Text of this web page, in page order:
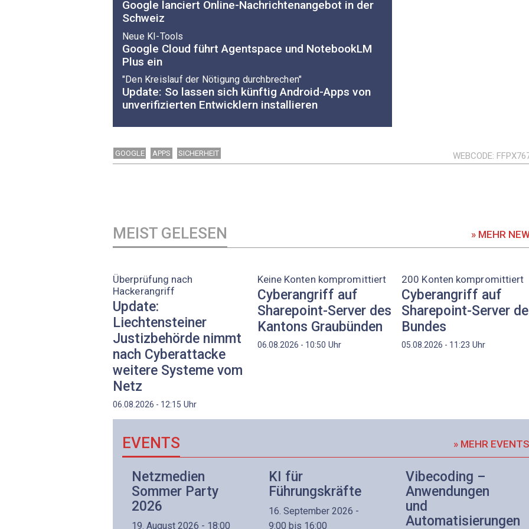
Google lanciert Online-Nachrichtenangebot in der
Schweiz
Neue KI-Tools
Google Cloud führt Agentspace und NotebookLM
Plus ein
"Den Kreislauf der Nötigung durchbrechen"
Update: So lassen sich künftig Android-Apps von
unverifizierten Entwicklern installieren
GOOGLE APPS SICHERHEIT WEBCODE
MEIST GELESEN » MEHR
Überprüfung nach
Hackerangriff
Update:
Liechtensteiner
Justizbehörde nimmt
nach Cyberattacke
weitere Systeme vom
Netz
06.08.2026 - 12:15 Uhr
Keine Konten kompromittiert
Cyberangriff auf
Sharepoint-Server des
Kantons Graubünden
06.08.2026 - 10:50 Uhr
200 Konten kompromittiert
Cyberangriff auf
Sharepoint-Server
Bundes
05.08.2026 - 11:23 Uhr
EVENTS » MEHR EVENTS
Netzmedien
Sommer Party
2026
19. August 2026 - 18:00
KI für
Führungskräfte
16. September 2026 -
9:00 bis 16:00
Vibecoding –
Anwendungen
und
Automatisierungen